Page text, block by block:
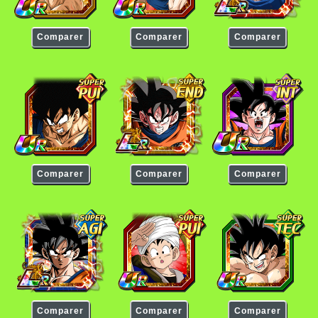
Comparer Comparer Comparer
Comparer Comparer Comparer
Comparer
Son Goku
Comparer
Son Goku
Comparer
Son Goku